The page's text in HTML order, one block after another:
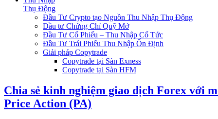
Thụ Động
Đầu Tư Crypto tạo Nguồn Thu Nhập Thụ Động
Đầu tư Chứng Chỉ Quỹ Mở
Đầu Tư Cổ Phiếu – Thu Nhập Cổ Tức
Đầu Tư Trái Phiếu Thu Nhập Ổn Định
Giải pháp Copytrade
Copytrade tại Sàn Exness
Copytrade tại Sàn HFM
Chia sẻ kinh nghiệm giao dịch Forex với
Price Action (PA)